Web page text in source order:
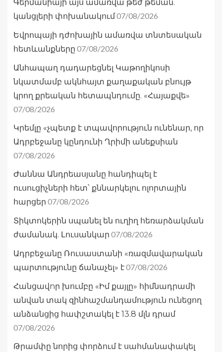
Գերմանիայի այս ամառվա թեժ թեման.
կանցլերի փոխանակում07/08/2026
Եվրոպայի դժոխային ամառվա տնտեսական
հետևանքները 07/08/2026
Անհապաղ դադարեցնել Կաթողիկոսի
նկատմամբ ակնհայտ քաղաքական բնույթ
կրող քրեական հետապնդումը. «Հայաքվե»
07/08/2026
Կրեմլը «չպետք է տպավորություն ունենար, որ
Ադրբեջանը կընդունի Ղրիմի անեքսիան
07/08/2026
Ժաննա Անդրեասյանը հանդիպել է
ուսուցիչների հետ՝ քննարկելու ոլորտային
հարցեր 07/08/2026
Տիկտոկերին սպանել են ուղիղ հեռարձակման
ժամանակ. Լուսանկար 07/08/2026
Ադրբեջանը Ռուսաստանի «ռազմավարական
պարտությունը ճանաչել» է07/08/2026
Հանցավnր խումբը «Իմ քայլը» հիմնադրամի
անվան տակ զինհաշմանդամություն ունեցող
անձանցից հափշտակել է 13.8 մլն դրամ
07/08/2026
Թրամփը նորից փորձում է սահմանափակել